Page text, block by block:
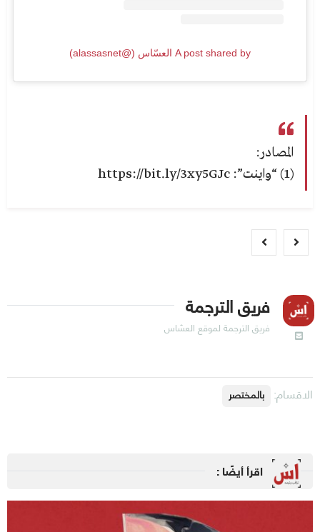
A post shared by العسّاس (@alassasnet)
المصادر:
(1) “واينت”: https://bit.ly/3xy5GJc
فريق الترجمة
فريق الترجمة لموقع العسّاس
الاقسام: بالمختصر
اقرأ أيضًا :